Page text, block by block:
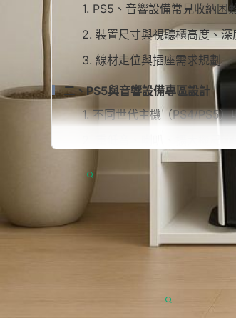
1. PS5、音響設備常見收納困
2. 裝置尺寸與視聽櫃高度、
3. 線材走位與插座需求規劃
二、PS5與音響設備專區設計
1. 不同世代主機（PS4/PS5）
2. 重低音、喇叭、擴大機尺
3. 機上盒、藍光機等複合收納
三、視聽櫃尺寸選擇實操整理
1. 常見尺寸落點解析（深度、
2. 開放櫃/封閉櫃設計對比
四、實用型收納配件推薦
從來不是單純擺設，尤其當
納空間，只會讓線材糾結、設備過
操作的方式，依各種需求帶你一一
常見收納
2. 開放櫃/封閉櫃設計對比
3. 櫃門材質、線孔配置與散熱考量
1. 調整式層板、滑軌拉板關鍵尺寸